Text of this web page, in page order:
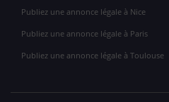
Publiez une annonce légale à Nice
Publiez une annonce légale à Paris
Publiez une annonce légale à Toulouse